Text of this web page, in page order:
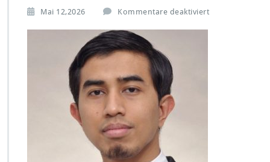
Mai 12,2026 Kommentare deaktiviert